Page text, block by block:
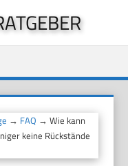
→ FAQ → Wie kann
keine Rückstände